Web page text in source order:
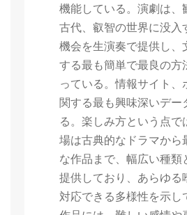
機能している。演劇は、
古代、叡智の世界に没入
機会を生演奏で提供し、
する最も簡単で最良の方
っている。情報サイト、
関する最も興味深いデー
る。楽しみ方という点で
場は古典的なドラマから
な作品まで、幅広い種類
提供しており、あらゆる
対応できる多様性を示し